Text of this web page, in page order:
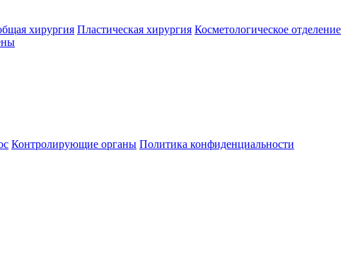
хирургия Пластическая хирургия Косметологическое отделение
Контролирующие органы Политика конфиденциальности